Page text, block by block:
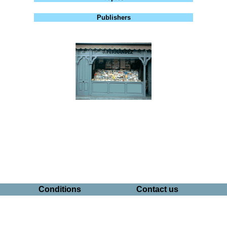
Publishers
Conditions Contact us